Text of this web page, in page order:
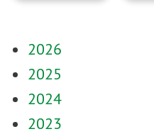
2026
2025
2024
2023